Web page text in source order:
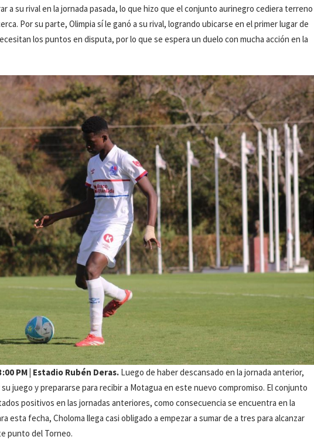
a su rival en la jornada pasada, lo que hizo que el conjunto aurinegro cediera terreno
Por su parte, Olimpia sí le ganó a su rival, logrando ubicarse en el primer lugar de
los puntos en disputa, por lo que se espera un duelo con mucha acción en la
PM | Estadio Rubén Deras. Luego de haber descansado en la jornada anterior,
juego y prepararse para recibir a Motagua en este nuevo compromiso. El conjunto
positivos en las jornadas anteriores, como consecuencia se encuentra en la
esta fecha, Choloma llega casi obligado a empezar a sumar de a tres para alcanzar
punto del Torneo.